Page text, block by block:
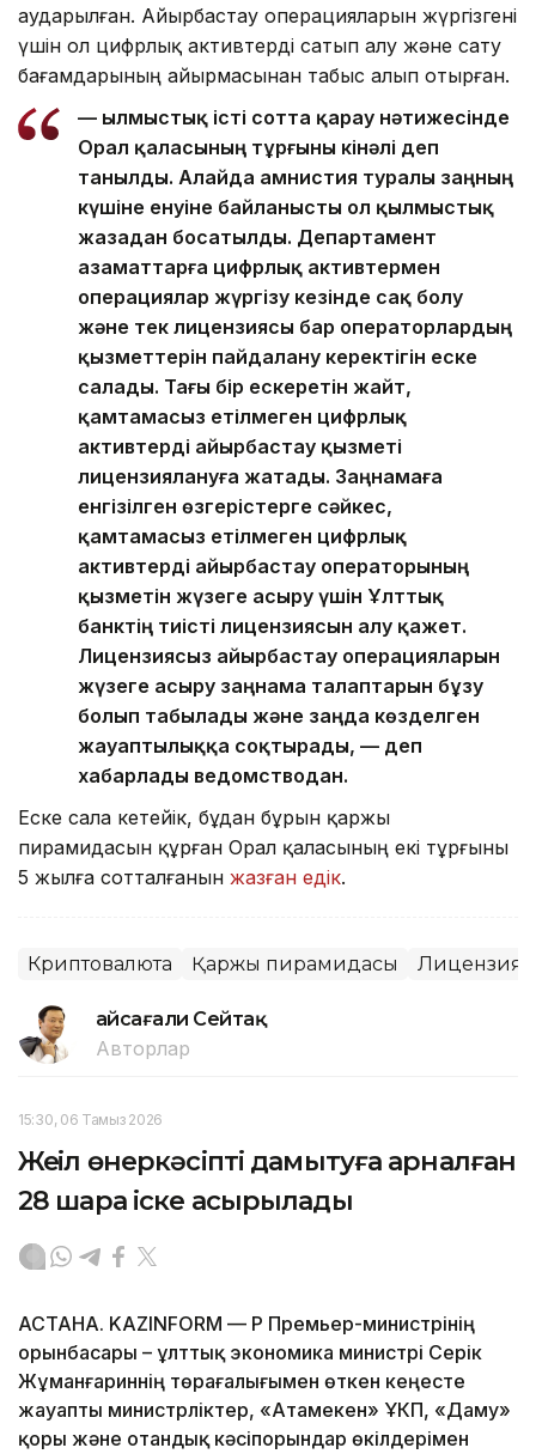
аударылған. Айырбастау операцияларын жүргізгені
үшін ол цифрлық активтерді сатып алу және сату
бағамдарының айырмасынан табыс алып отырған.
— Қылмыстық істі сотта қарау нәтижесінде
Орал қаласының тұрғыны кінәлі деп
танылды. Алайда амнистия туралы заңның
күшіне енуіне байланысты ол қылмыстық
жазадан босатылды. Департамент
азаматтарға цифрлық активтермен
операциялар жүргізу кезінде сақ болу
және тек лицензиясы бар операторлардың
қызметтерін пайдалану керектігін еске
салады. Тағы бір ескеретін жайт,
қамтамасыз етілмеген цифрлық
активтерді айырбастау қызметі
лицензиялануға жатады. Заңнамаға
енгізілген өзгерістерге сәйкес,
қамтамасыз етілмеген цифрлық
активтерді айырбастау операторының
қызметін жүзеге асыру үшін Ұлттық
банктің тиісті лицензиясын алу қажет.
Лицензиясыз айырбастау операцияларын
жүзеге асыру заңнама талаптарын бұзу
болып табылады және заңда көзделген
жауаптылыққа соқтырады, — деп
хабарлады ведомстводан.
Еске сала кетейік, бұдан бұрын қаржы
пирамидасын құрған Орал қаласының екі тұрғыны
5 жылға сотталғанын жазған едік.
Криптовалюта Қаржы пирамидасы Лицензия
Ғайсағали Сейтақ
Авторлар
15:30, 06 Тамыз 2026
Жеңіл өнеркәсіпті дамытуға арналған
28 шара іске асырылады
АСТАНА. KAZINFORM — ҚР Премьер-министрінің
орынбасары – ұлттық экономика министрі Серік
Жұманғариннің төрағалығымен өткен кеңесте
жауапты министрліктер, «Атамекен» ҰКП, «Даму»
қоры және отандық кәсіпорындар өкілдерімен